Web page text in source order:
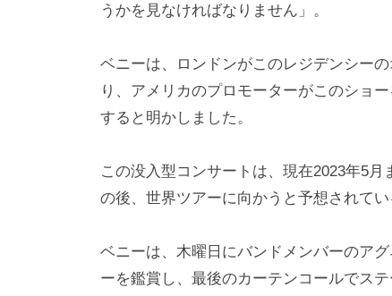
うかを見なければなりません」。
ベニーは、ロンドンがこのレジデンシー
り、アメリカのプロモーターがこのショ
すると明かしました。
この没入型コンサートは、現在2023年5
の後、世界ツアーに向かうと予想されてい
ベニーは、木曜日にバンドメンバーのア
ーを鑑賞し、最後のカーテンコールでステ